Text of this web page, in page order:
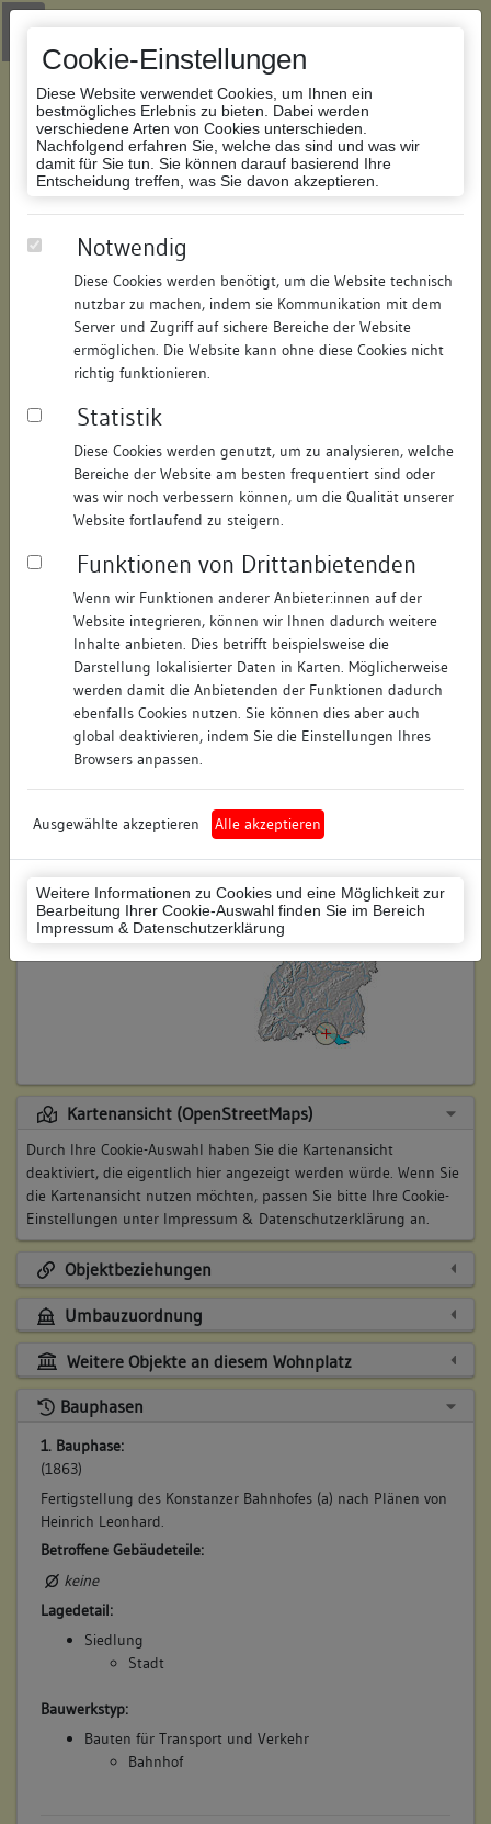
Cookie-Einstellungen
Diese Website verwendet Cookies, um Ihnen ein
bestmögliches Erlebnis zu bieten. Dabei werden
verschiedene Arten von Cookies unterschieden.
Nachfolgend erfahren Sie, welche das sind und was wir
damit für Sie tun. Sie können darauf basierend Ihre
Entscheidung treffen, was Sie davon akzeptieren.
Notwendig
Diese Cookies werden benötigt, um die Website technisch
nutzbar zu machen, indem sie Kommunikation mit dem
Server und Zugriff auf sichere Bereiche der Website
ermöglichen. Die Website kann ohne diese Cookies nicht
richtig funktionieren.
Statistik
Diese Cookies werden genutzt, um zu analysieren, welche
Bereiche der Website am besten frequentiert sind oder
was wir noch verbessern können, um die Qualität unserer
Website fortlaufend zu steigern.
Funktionen von Drittanbietenden
Wenn wir Funktionen anderer Anbieter:innen auf der
Website integrieren, können wir Ihnen dadurch weitere
Inhalte anbieten. Dies betrifft beispielsweise die
Darstellung lokalisierter Daten in Karten. Möglicherweise
werden damit die Anbietenden der Funktionen dadurch
ebenfalls Cookies nutzen. Sie können dies aber auch
global deaktivieren, indem Sie die Einstellungen Ihres
Browsers anpassen.
Ausgewählte akzeptieren Alle akzeptieren
Weitere Informationen zu Cookies und eine Möglichkeit zur
Bearbeitung Ihrer Cookie-Auswahl finden Sie im Bereich
Impressum & Datenschutzerklärung
Zur Navigation springen
Zum Inhalt der Website springen
Datenbank Bauforschung/Restaurierung
150186587121/Datum:13.10.2016
Datenbestand:
Bauforschung und Restaurierung
Als PDF herunterladen:
Objektdaten
Straße: Bahnhofplatz
Hausnummer: 43-47
Postleitzahl: 78426
Stadt-Teilort: Konstanz
Regierungsbezirk: Freiburg
Konstanz (Landkreis)
Wohnplatzschlüssel: 8335043012
Flurstücknummer: keine
Historischer Straßenname: keiner
Lage des Wohnplatzes:
Kartenansicht (OpenStreetMaps)
Durch Ihre Cookie-Auswahl haben Sie die Kartenansicht
deaktiviert, die eigentlich hier angezeigt werden würde. Wenn Sie
die Kartenansicht nutzen möchten, passen Sie bitte Ihre Cookie-
Einstellungen unter Impressum & Datenschutzerklärung an.
Objektbeziehungen
Umbauzuordnung
Weitere Objekte an diesem Wohnplatz
Bauphasen
1. Bauphase:
(1863)
Fertigstellung des Konstanzer Bahnhofes (a) nach Plänen von
Heinrich Leonhard.
Betroffene Gebäudeteile:
keine
Lagedetail:
Siedlung
Stadt
Bauwerkstyp:
Bauten für Transport und Verkehr
Bahnhof